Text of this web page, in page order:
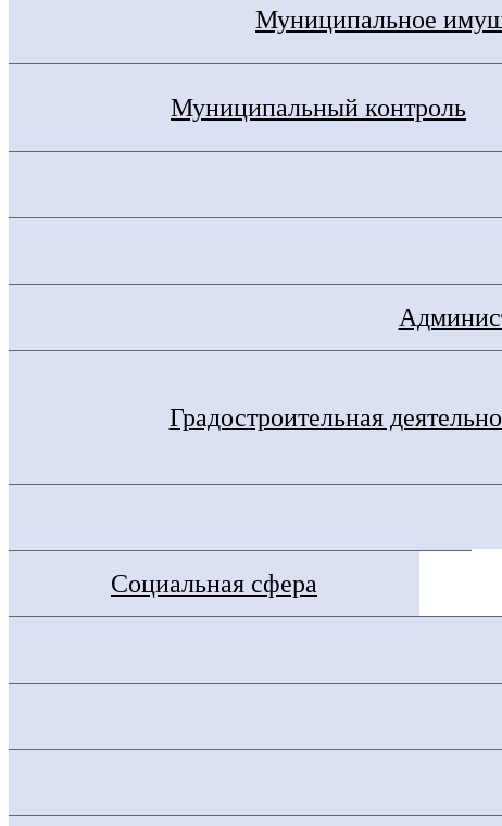
Муниципальное
Муниципальный контроль
Градостроительная
Социальная сфера